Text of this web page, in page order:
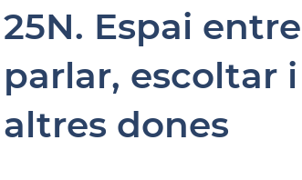
25N. Espai
parlar, escoltar
altres dones